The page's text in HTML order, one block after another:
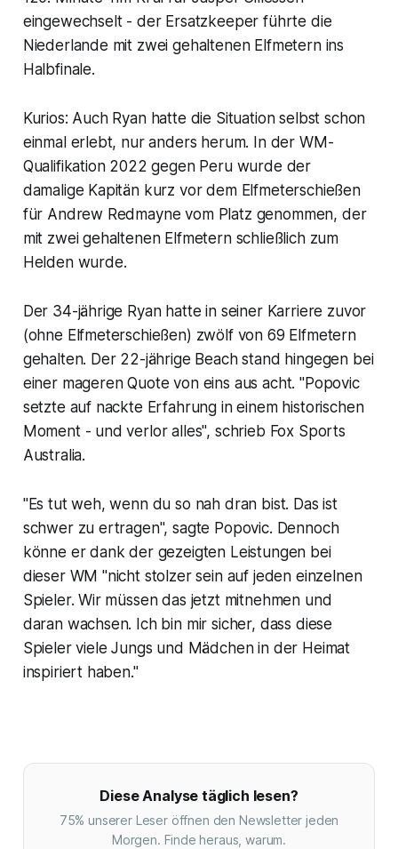
eingewechselt - der Ersatzkeeper führte die
Niederlande mit zwei gehaltenen Elfmetern ins
Halbfinale.
Kurios: Auch Ryan hatte die Situation selbst schon
einmal erlebt, nur anders herum. In der WM-
Qualifikation 2022 gegen Peru wurde der
damalige Kapitän kurz vor dem Elfmeterschießen
für Andrew Redmayne vom Platz genommen, der
mit zwei gehaltenen Elfmetern schließlich zum
Helden wurde.
Der 34-jährige Ryan hatte in seiner Karriere zuvor
(ohne Elfmeterschießen) zwölf von 69 Elfmetern
gehalten. Der 22-jährige Beach stand hingegen bei
einer mageren Quote von eins aus acht. "Popovic
setzte auf nackte Erfahrung in einem historischen
Moment - und verlor alles", schrieb Fox Sports
Australia.
"Es tut weh, wenn du so nah dran bist. Das ist
schwer zu ertragen", sagte Popovic. Dennoch
könne er dank der gezeigten Leistungen bei
dieser WM "nicht stolzer sein auf jeden einzelnen
Spieler. Wir müssen das jetzt mitnehmen und
daran wachsen. Ich bin mir sicher, dass diese
Spieler viele Jungs und Mädchen in der Heimat
inspiriert haben."
Diese Analyse täglich lesen?
75% unserer Leser öffnen den Newsletter jeden
Morgen. Finde heraus, warum.